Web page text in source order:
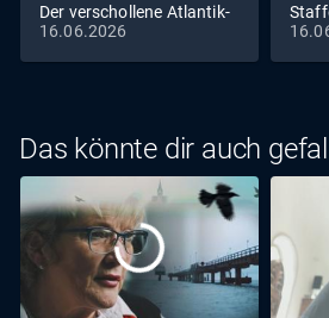
Der verschollene Atlantik-
Flieger
16.06.2026
Das könnte dir auch